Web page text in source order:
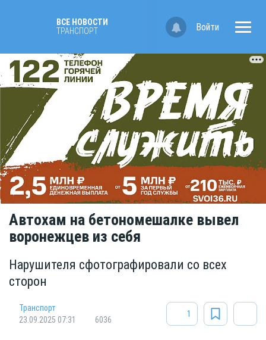
ВСЕ НОВОСТИ
ТРАНСПОРТ
Войти
Автохам на бетономешалке вывел
воронежцев из себя
Нарушителя сфотографировали со всех
сторон
Транспорт
23.09.2025 07:31
6036
1